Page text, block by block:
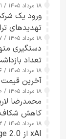
۱۸ مرداد ۱۴۰۵ / ۱۵:۴۱
ورود یک
تهدیدهای
۱۸ مرداد ۱۴۰۵ / ۱۴:۴۷
دستگیری
تعداد
۱۸ مرداد ۱۴۰۵ / ۱۳:۱۶
آخرین قیمت
۱۸ مرداد ۱۴۰۵ / ۱۳:۰۰
محمدرضا
کاهش شکاف
۱۸ مرداد ۱۴۰۵ / ۱۰:۴۲